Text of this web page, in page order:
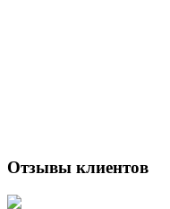
Отзывы клиентов